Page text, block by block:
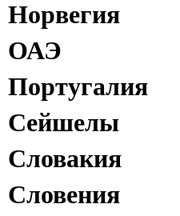
Норвегия
ОАЭ
Португалия
Сейшелы
Словакия
Словения